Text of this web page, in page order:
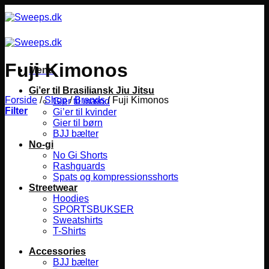
til
Menu
Gi’er til Brasiliansk Jiu Jitsu
Gier til mænd
Gi’er til kvinder
Gier til børn
BJJ bælter
No-gi
No Gi Shorts
Rashguards
Spats og kompressionsshorts
Streetwear
Hoodies
SPORTSBUKSER
Sweatshirts
T-Shirts
Accessories
BJJ bælter
Fuji Kimonos
Forside / Shop / Brands /Fuji Kimonos
Filter